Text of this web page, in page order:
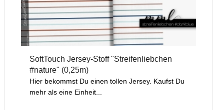
SoftTouch Jersey-Stoff "Streifenliebchen
#nature" (0,25m)
Hier bekommst Du einen tollen Jersey. Kaufst Du
mehr als eine Einheit...